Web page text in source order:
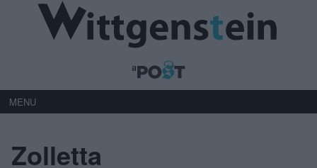
MENU
Zolletta